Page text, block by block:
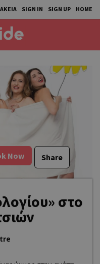
SIGN IN SIGN UP HOME
Now Share
στο